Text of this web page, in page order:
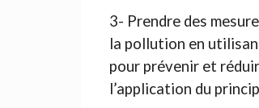
3- Prendre des
la pollution en
pour prévenir et
l’application du